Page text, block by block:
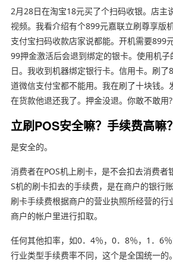
2月28日在淘宝18元买了个扫码收银。店主
视频。我看介绍有个899元嘉联立刷尊享版
支付宝扫码收款店家说都能。开机需要899
99押金激活后会退到绑定的银卡。使用机
日。我收到机器绑定银行卡。信用卡。刷了
道微信支付宝都不能用。我在刷了十块钱。
在货款他退还我了。押金没退。你敢不敢用?
立刷POS安全嘛？手续费高嘛？
是安全的。
消费者在POS机上刷卡，是不会扣去消费者
S机的刷卡扣去的手续费，是在商户的银行
刷卡手续费根据商户的营业执照所经营的行
商户的帐户里进行扣取。
任何其他扣率，如0．4％，0．8％，1．6
行业类型手续费率不同，这个是全国统一的。